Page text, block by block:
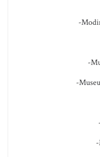
-
-
-